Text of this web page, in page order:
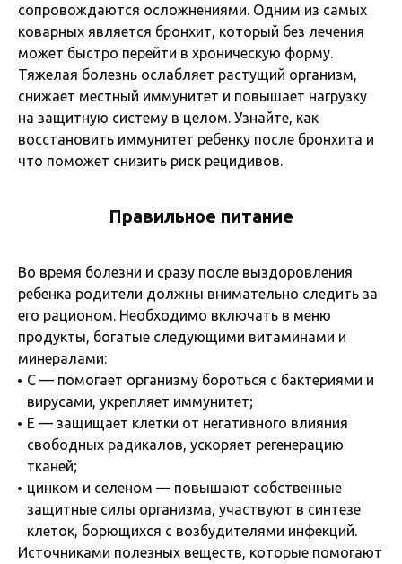
сопровождаются осложнениями. Одним из самых
коварных является бронхит, который без лечения
может быстро перейти в хроническую форму.
Тяжелая болезнь ослабляет растущий организм,
снижает местный иммунитет и повышает нагрузку
на защитную систему в целом. Узнайте, как
восстановить иммунитет ребенку после бронхита и
что поможет снизить риск рецидивов.
Правильное питание
Во время болезни и сразу после выздоровления
ребенка родители должны внимательно следить за
его рационом. Необходимо включать в меню
продукты, богатые следующими витаминами и
минералами:
С — помогает организму бороться с бактериями и
вирусами, укрепляет иммунитет;
Е — защищает клетки от негативного влияния
свободных радикалов, ускоряет регенерацию
тканей;
цинком и селеном — повышают собственные
защитные силы организма, участвуют в синтезе
клеток, борющихся с возбудителями инфекций.
Источниками полезных веществ, которые помогают